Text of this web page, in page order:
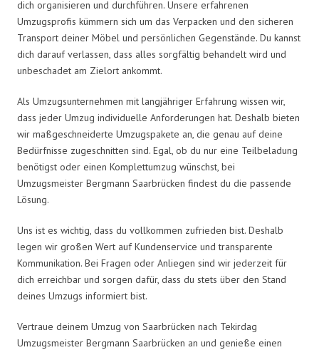
dich organisieren und durchführen. Unsere erfahrenen
Umzugsprofis kümmern sich um das Verpacken und den sicheren
Transport deiner Möbel und persönlichen Gegenstände. Du kannst
dich darauf verlassen, dass alles sorgfältig behandelt wird und
unbeschadet am Zielort ankommt.
Als Umzugsunternehmen mit langjähriger Erfahrung wissen wir,
dass jeder Umzug individuelle Anforderungen hat. Deshalb bieten
wir maßgeschneiderte Umzugspakete an, die genau auf deine
Bedürfnisse zugeschnitten sind. Egal, ob du nur eine Teilbeladung
benötigst oder einen Komplettumzug wünschst, bei
Umzugsmeister Bergmann Saarbrücken findest du die passende
Lösung.
Uns ist es wichtig, dass du vollkommen zufrieden bist. Deshalb
legen wir großen Wert auf Kundenservice und transparente
Kommunikation. Bei Fragen oder Anliegen sind wir jederzeit für
dich erreichbar und sorgen dafür, dass du stets über den Stand
deines Umzugs informiert bist.
Vertraue deinem Umzug von Saarbrücken nach Tekirdag
Umzugsmeister Bergmann Saarbrücken an und genieße einen